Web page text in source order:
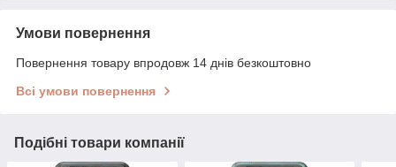
Умови повернення
Повернення товару впродовж 14 днів безкоштовно
Всі умови повернення
Подібні товари компанії